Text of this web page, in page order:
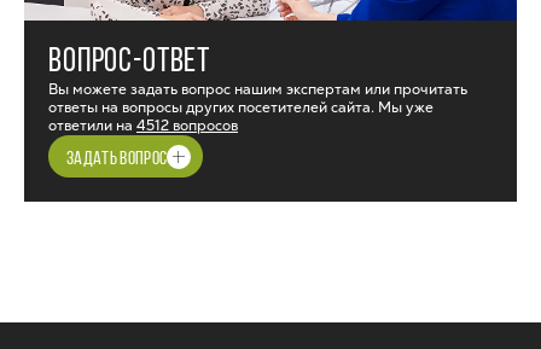
ВОПРОС-ОТВЕТ
Вы можете задать вопрос нашим экспертам или прочитать
ответы на вопросы других посетителей сайта. Мы уже
ответили на 4512 вопросов
ЗАДАТЬ ВОПРОС